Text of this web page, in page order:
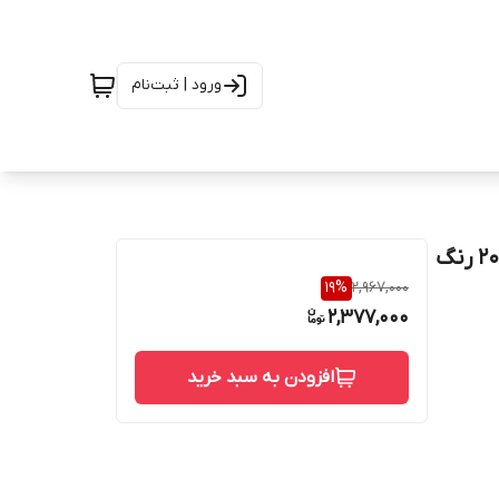
ورود | ثبت‌نام
کلگی شارژ 45W سرکارتنی مدل 4510 نسل جدید تولید 2025 رنگ
2,967,000
19%
2,377,000
افزودن به سبد خرید